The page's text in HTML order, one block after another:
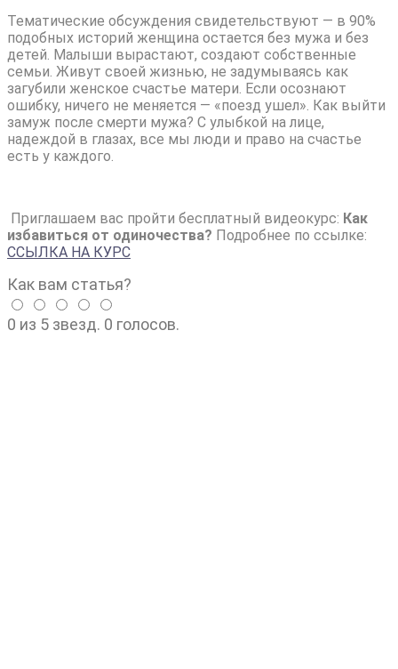
Тематические обсуждения свидетельствуют — в 90%
подобных историй женщина остается без мужа и без
детей. Малыши вырастают, создают собственные
семьи. Живут своей жизнью, не задумываясь как
загубили женское счастье матери. Если осознают
ошибку, ничего не меняется — «поезд ушел». Как выйти
замуж после смерти мужа? С улыбкой на лице,
надеждой в глазах, все мы люди и право на счастье
есть у каждого.
Приглашаем вас пройти бесплатный видеокурс: Как
избавиться от одиночества? Подробнее по ссылке:
ССЫЛКА НА КУРС
Как вам статья?
0 из 5 звезд. 0 голосов.